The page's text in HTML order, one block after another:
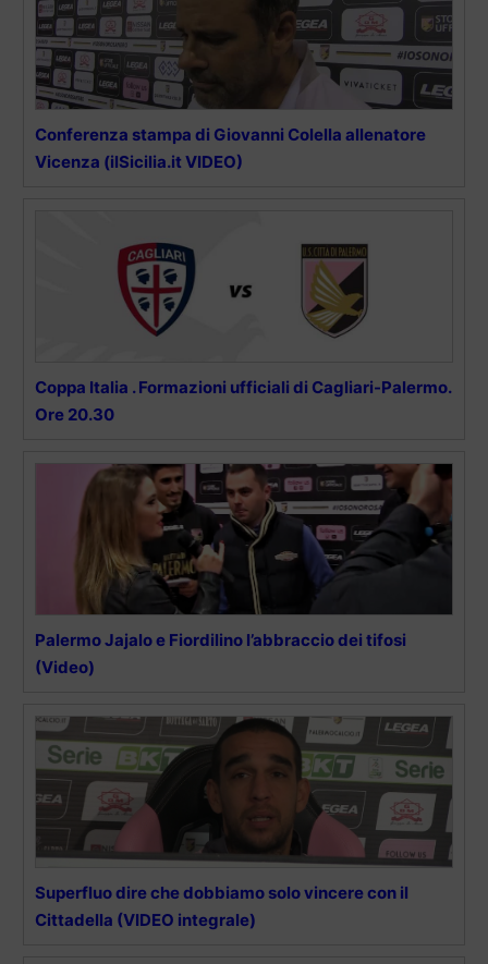
Conferenza stampa di Giovanni Colella allenatore
Vicenza (ilSicilia.it VIDEO)
Coppa Italia . Formazioni ufficiali di Cagliari-Palermo.
Ore 20.30
Palermo Jajalo e Fiordilino l’abbraccio dei tifosi
(Video)
Superfluo dire che dobbiamo solo vincere con il
Cittadella (VIDEO integrale)